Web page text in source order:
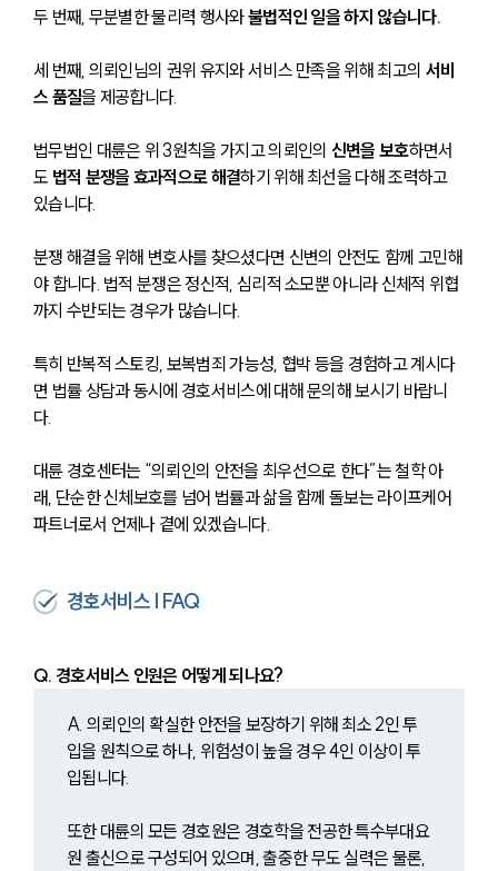
두 번째, 무분별한 물리력 행사와 불법적인 일을 하지 않습니다.
세 번째, 의뢰인님의 권위 유지와 서비스 만족을 위해 최고의 서비
스 품질을 제공합니다.
법무법인 대륜은 위 3원칙을 가지고 의뢰인의 신변을 보호하면서
도 법적 분쟁을 효과적으로 해결하기 위해 최선을 다해 조력하고
있습니다.
분쟁 해결을 위해 변호사를 찾으셨다면 신변의 안전도 함께 고민해
야 합니다. 법적 분쟁은 정신적, 심리적 소모뿐 아니라 신체적 위협
까지 수반되는 경우가 많습니다.
특히 반복적 스토킹, 보복범죄 가능성, 협박 등을 경험하고 계시다
면 법률 상담과 동시에 경호서비스에 대해 문의해 보시기 바랍니
다.
대륜 경호센터는 “의뢰인의 안전을 최우선으로 한다”는 철학 아
래, 단순한 신체보호를 넘어 법률과 삶을 함께 돌보는 라이프케어
파트너로서 언제나 곁에 있겠습니다.
경호서비스 | FAQ
Q. 경호서비스 인원은 어떻게 되나요?
A. 의뢰인의 확실한 안전을 보장하기 위해 최소 2인 투
입을 원칙으로 하나, 위험성이 높을 경우 4인 이상이 투
입됩니다.
또한 대륜의 모든 경호원은 경호학을 전공한 특수부대요
원 출신으로 구성되어 있으며, 출중한 무도 실력은 물론,